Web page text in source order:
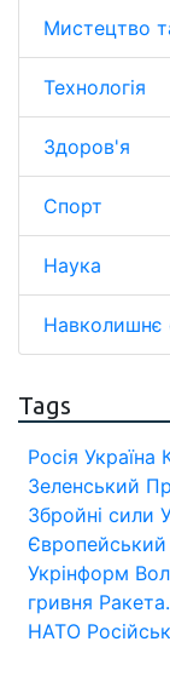
Мистецтво
Технологія
Здоров'я
Спорт
Наука
Навколишнє
Tags
Росія Україна
Зеленський
Збройні сили
Укрінформ
гривня Ракета.
НАТО